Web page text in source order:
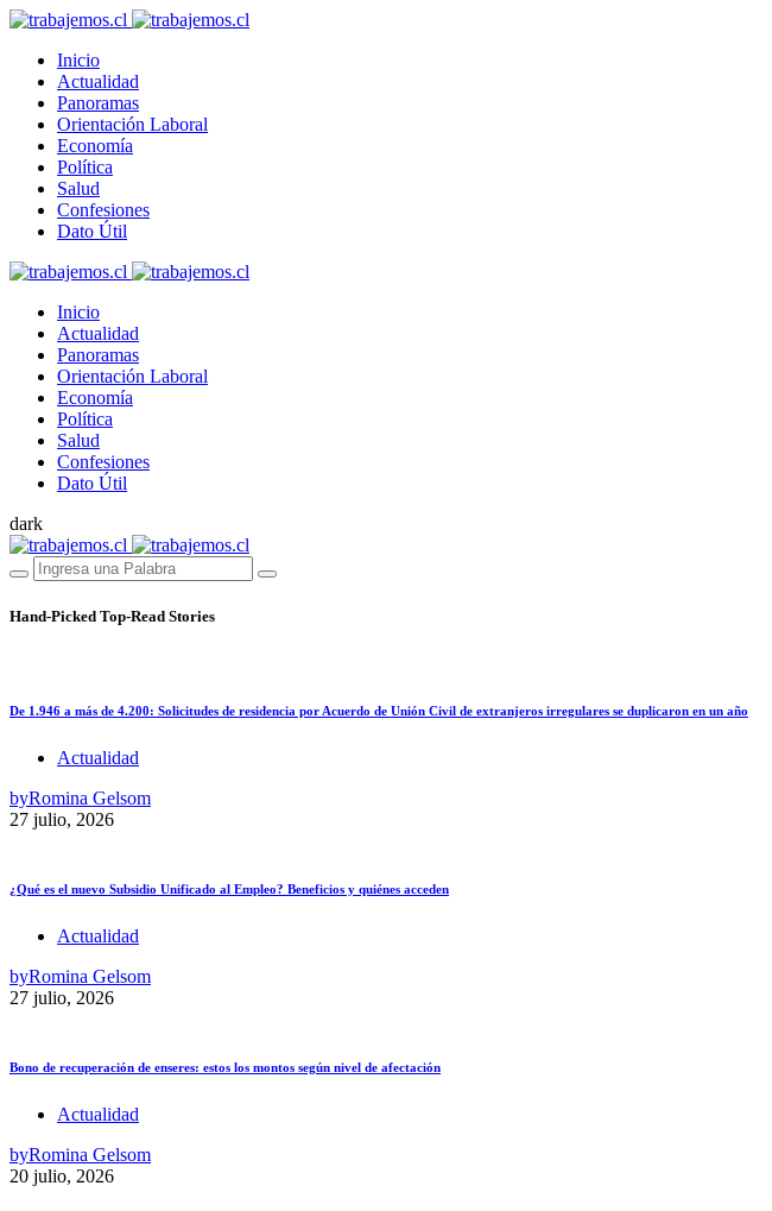
Inicio
Actualidad
Panoramas
Orientación Laboral
Economía
Política
Salud
Confesiones
Dato Útil
Inicio
Actualidad
Panoramas
Orientación Laboral
Economía
Política
Salud
Confesiones
Dato Útil
dark
Hand-Picked Top-Read Stories
De 1.946 a más de 4.200: Solicitudes de residencia por Acuerdo de Unión Civil de extranjeros irregulares se duplicaron en un año
Actualidad
byRomina Gelsom
27 julio, 2026
¿Qué es el nuevo Subsidio Unificado al Empleo? Beneficios y quiénes acceden
Actualidad
byRomina Gelsom
27 julio, 2026
Bono de recuperación de enseres: estos los montos según nivel de afectación
Actualidad
byRomina Gelsom
20 julio, 2026